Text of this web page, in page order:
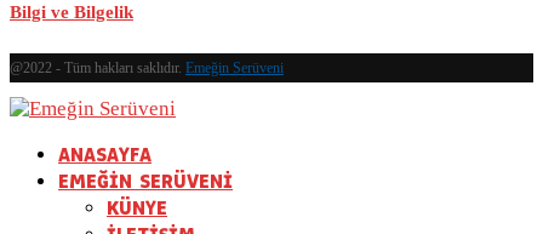
Bilgi ve Bilgelik
@2022 - Tüm hakları saklıdır. Emeğin Serüveni
ANASAYFA
EMEĞİN SERÜVENİ
KÜNYE